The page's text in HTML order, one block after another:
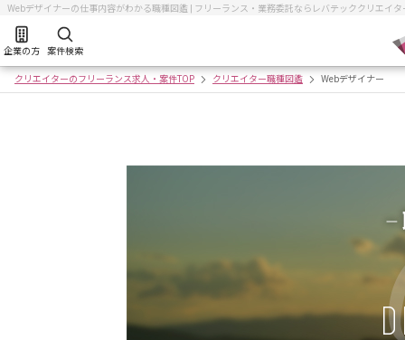
Webデザイナーの仕事内容がわかる職種図鑑 | フリーランス・業務委託ならレバテッククリエイタ
企業の方 案件検索
クリエイターのフリーランス求人・案件TOP クリエイター職種図鑑 Webデザイナー